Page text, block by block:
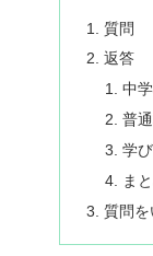
質問
返答
中
普
学
ま
質問